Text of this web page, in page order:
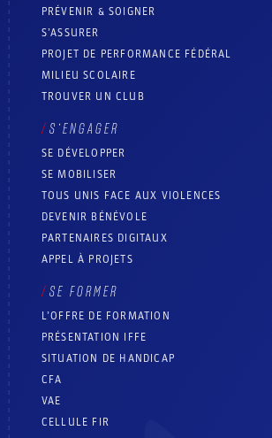
PRÉVENIR & SOIGNER
S’ASSURER
PROJET DE PERFORMANCE FÉDÉRAL
MILIEU SCOLAIRE
TROUVER UN CLUB
S’ENGAGER
SE DÉVELOPPER
SE MOBILISER
TOUS UNIS FACE AUX VIOLENCES
DEVENIR BÉNÉVOLE
PARTENAIRES DIGITAUX
APPEL À PROJETS
SE FORMER
L’OFFRE DE FORMATION
PRÉSENTATION IFFE
SITUATION DE HANDICAP
CFA
VAE
CELLULE FIR